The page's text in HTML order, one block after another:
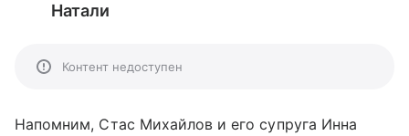
Натали
Контент недоступен
Напомним, Стас Михайлов и его супруга Инна